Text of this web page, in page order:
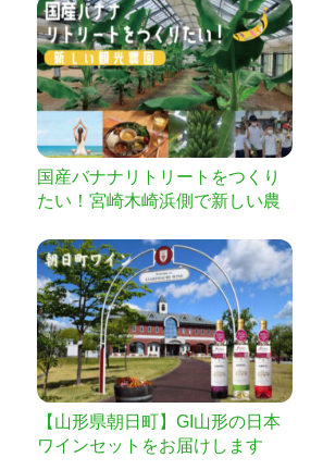
国産バナナリトリートをつくり
たい！宮崎木崎浜側で新しい農
【山形県朝日町】GI山形の日本
ワインセットをお届けします